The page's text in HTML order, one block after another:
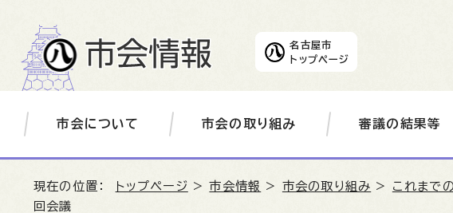
名古屋市
トップページ
市会について 市会の取り組み 審議の結果等
現在の位置： トップページ >市会情報 > 市会の取り組み > これまで
回会議